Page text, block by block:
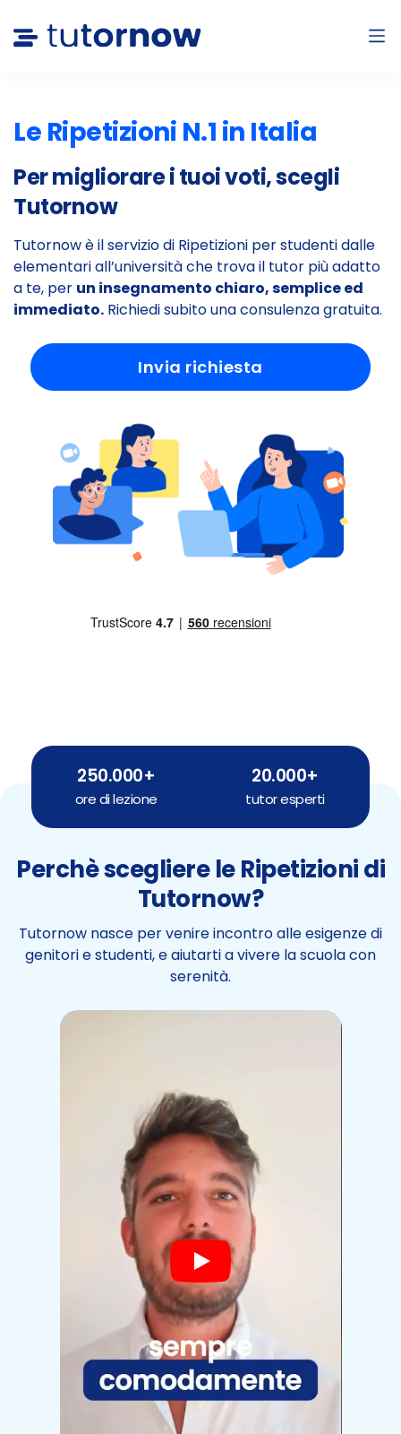
Le Ripetizioni N.1 in Italia
Per migliorare i tuoi voti, scegli
Tutornow
Tutornow è il servizio di Ripetizioni per studenti dalle
elementari all’università che trova il tutor più adatto
a te, per un insegnamento chiaro, semplice ed
immediato. Richiedi subito una consulenza gratuita.
Invia richiesta
250.000+
ore di lezione
20.000+
tutor esperti
Perchè scegliere le Ripetizioni di
Tutornow?
Tutornow nasce per venire incontro alle esigenze di
genitori e studenti, e aiutarti a vivere la scuola con
serenità.